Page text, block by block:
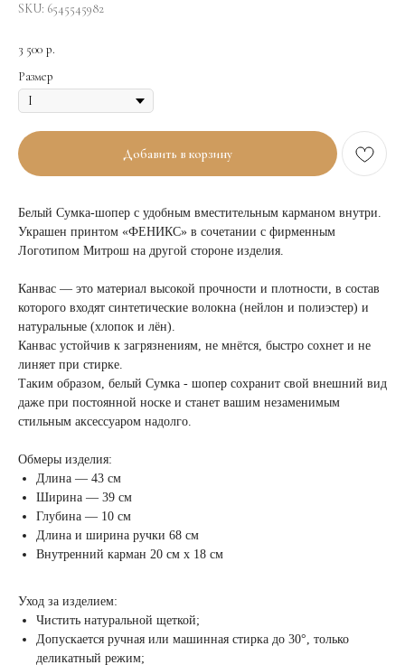
SKU: 6545545982
3 500 р.
Размер
Добавить в корзину
Белый Сумка-шопер c удобным вместительным карманом внутри.
Украшен принтом «ФЕНИКС» в сочетании с фирменным
Логотипом Митрош на другой стороне изделия.
Канвас — это материал высокой прочности и плотности, в состав
которого входят синтетические волокна (нейлон и полиэстер) и
натуральные (хлопок и лён).
Канвас устойчив к загрязнениям, не мнётся, быстро сохнет и не
линяет при стирке.
Таким образом, белый Сумка - шопер сохранит свой внешний вид
даже при постоянной носке и станет вашим незаменимым
стильным аксессуаром надолго.
Обмеры изделия:
Длина — 43 см
Ширина — 39 см
Глубина — 10 см
Длина и ширина ручки 68 см
Внутренний карман 20 см х 18 см
Уход за изделием:
Чистить натуральной щеткой;
Допускается ручная или машинная стирка до 30°, только
деликатный режим;